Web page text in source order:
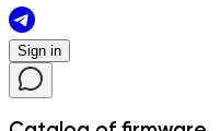
Sign in